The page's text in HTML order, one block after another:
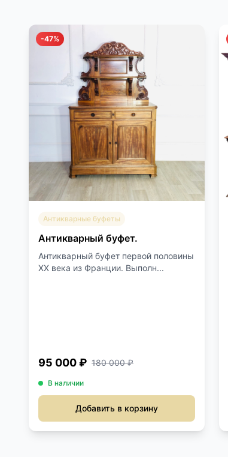
-47%
Антикварные буфеты
Антикварный буфет.
Антикварный буфет первой половины
XX века из Франции. Выполн...
95 000 ₽ 180 000 ₽
В наличии
Добавить в корзину